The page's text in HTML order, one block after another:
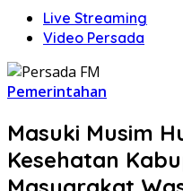
Live Streaming
Video Persada
Pemerintahan
Masuki Musim
Kesehatan